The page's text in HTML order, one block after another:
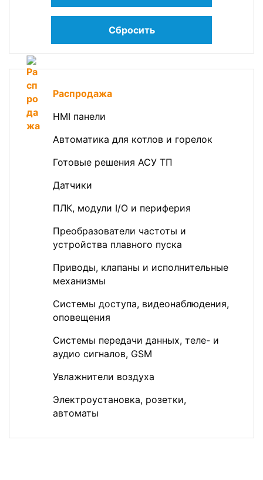
Сбросить
Распродажа
HMI панели
Автоматика для котлов и горелок
Готовые решения АСУ ТП
Датчики
ПЛК, модули I/O и периферия
Преобразователи частоты и
устройства плавного пуска
Приводы, клапаны и исполнительные
механизмы
Системы доступа, видеонаблюдения,
оповещения
Системы передачи данных, теле- и
аудио сигналов, GSM
Увлажнители воздуха
Электроустановка, розетки,
автоматы